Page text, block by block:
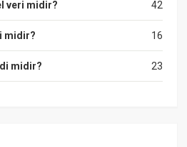
42
veri midir?
16
midir?
23
midir?